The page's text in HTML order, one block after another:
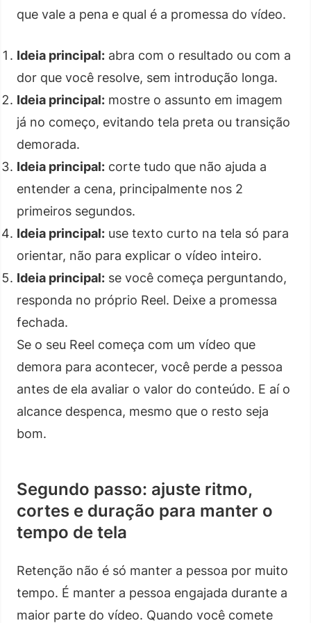
que vale a pena e qual é a promessa do vídeo.
Ideia principal: abra com o resultado ou com a
dor que você resolve, sem introdução longa.
Ideia principal: mostre o assunto em imagem
já no começo, evitando tela preta ou transição
demorada.
Ideia principal: corte tudo que não ajuda a
entender a cena, principalmente nos 2
primeiros segundos.
Ideia principal: use texto curto na tela só para
orientar, não para explicar o vídeo inteiro.
Ideia principal: se você começa perguntando,
responda no próprio Reel. Deixe a promessa
fechada.
Se o seu Reel começa com um vídeo que
demora para acontecer, você perde a pessoa
antes de ela avaliar o valor do conteúdo. E aí o
alcance despenca, mesmo que o resto seja
bom.
Segundo passo: ajuste ritmo,
cortes e duração para manter o
tempo de tela
Retenção não é só manter a pessoa por muito
tempo. É manter a pessoa engajada durante a
maior parte do vídeo. Quando você comete